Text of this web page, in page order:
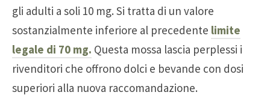
gli adulti a soli 10 mg. Si tratta di un valore
sostanzialmente inferiore al precedente limite
legale di 70 mg. Questa mossa lascia perplessi i
rivenditori che offrono dolci e bevande con dosi
superiori alla nuova raccomandazione.